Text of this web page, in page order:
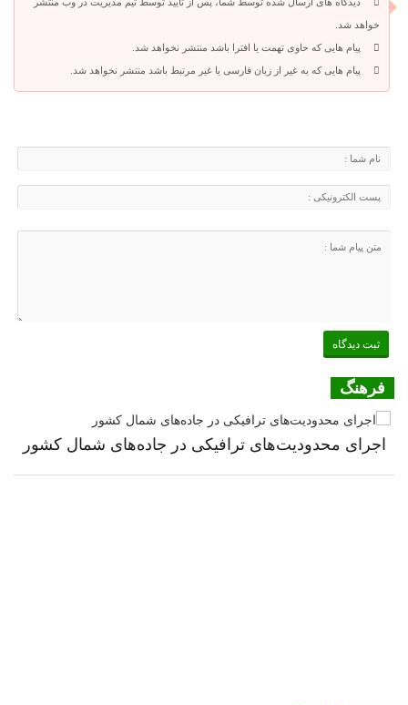
خواهد شد.
پیام هایی که حاوی تهمت یا افترا باشد منتشر نخواهد شد.
پیام هایی که به غیر از زبان فارسی یا غیر مرتبط باشد منتشر نخواهد شد.
فرهنگ
اجرای محدودیت‌های ترافیکی در جاده‌های شمال کشور